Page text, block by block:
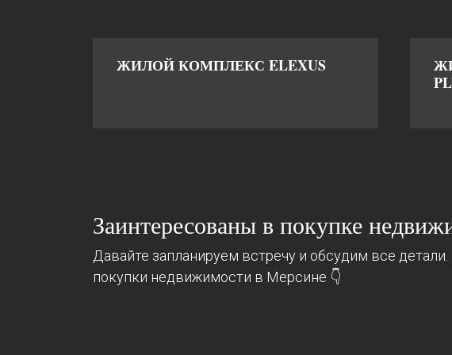
ЖИЛОЙ КОМПЛЕКС ELEXUS
Заинтересованы в покупке
Давайте запланируем встречу и обсудим все
покупки недвижимости в Мерсине 👇